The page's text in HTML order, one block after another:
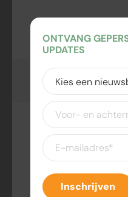
ONTVANG
UPDATES
Kies
een
nieuwsbrief
Voor-
en
achternaam
E-
mailadres(Vereist)
Inschrijven